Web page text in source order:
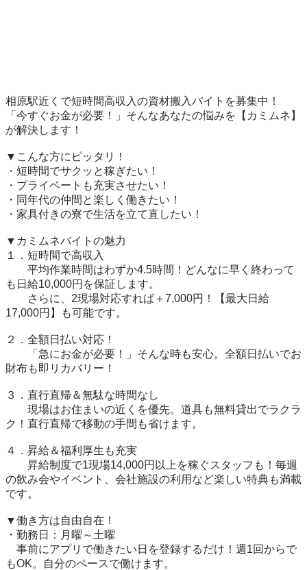
相原駅近くで短時間高収入の資材搬入バイトを募集中！
「今すぐお金が必要！」そんなあなたの悩みを【カミムネ】
が解決します！
▼こんな方にピッタリ！
・短時間でサクッと稼ぎたい！
・プライベートも充実させたい！
・同年代の仲間と楽しく働きたい！
・家具付きの寮で生活を立て直したい！
▼カミムネバイトの魅力
１．短時間で高収入
平均作業時間はわずか4.5時間！どんなに早く終わって
も日給10,000円を保証します。
さらに、2現場対応すれば＋7,000円！【最大日給
17,000円】も可能です。
２．全額日払い対応！
「急にお金が必要！」そんな時も安心。全額日払いでお
財布も即リカバリー！
３．直行直帰＆無駄な時間なし
現場はお住まいの近くを優先。道具も無料貸出でラクラ
ク！直行直帰で移動の手間も省けます。
４．昇給＆福利厚生も充実
昇給制度で1現場14,000円以上を稼ぐスタッフも！毎週
の飲み会やイベント、会社施設の利用など楽しい特典も満載
です。
▼働き方は自由自在！
・勤務日：月曜～土曜
事前にアプリで働きたい日を登録するだけ！週1回からで
もOK。自分のペースで働けます。